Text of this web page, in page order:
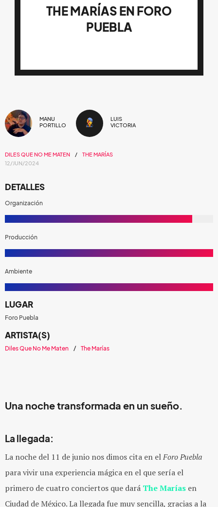
THE MARÍAS EN FORO
PUEBLA
MANU
PORTILLO
LUIS
VICTORIA
DILES QUE NO ME MATEN
THE MARÍAS
12/JUN/2024
DETALLES
Organización
Producción
Ambiente
LUGAR
Foro Puebla
ARTISTA(S)
Diles Que No Me Maten The Marías
Una noche transformada en un sueño.
La llegada:
La noche del 11 de junio nos dimos cita en elForo Puebla
para vivir una experiencia mágica en el que sería el
primero de cuatro conciertos que dará The Marías en
Ciudad de México. La llegada fue muy sencilla, gracias a la